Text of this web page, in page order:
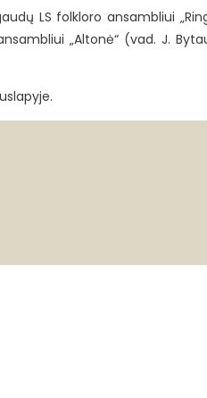
LS folkloro ansambliui
„Altonė“ (vad. J.